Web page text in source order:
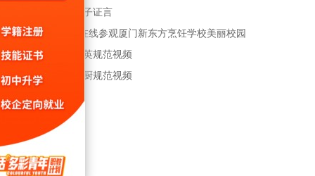
什么会贬值
创业学子证言
6分钟在线参观厦门新东方烹饪学校美丽校园
西点精英规范视频
西餐主厨规范视频